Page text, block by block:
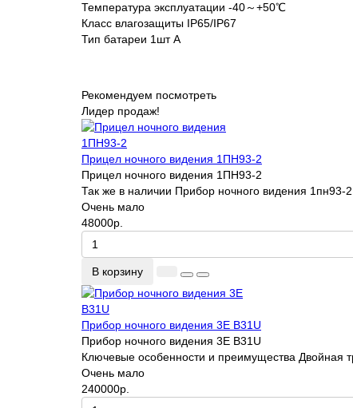
Температура эксплуатации -40～+50℃
Класс влагозащиты IP65/IP67
Тип батареи 1шт A
Рекомендуем посмотреть
Лидер продаж!
Прицел ночного видения 1ПН93-2
Прицел ночного видения 1ПН93-2
Так же в наличии Прибор ночного видения
Очень мало
48000р.
В корзину
Прибор ночного видения 3E B31U
Прибор ночного видения 3E B31U
Ключевые особенности и преимущества Двойная
Очень мало
240000р.